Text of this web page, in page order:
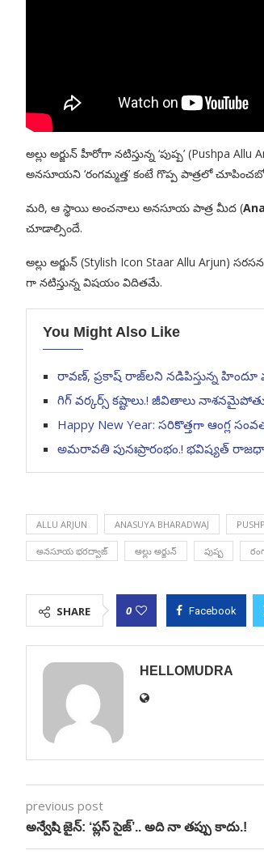
అల్లు అర్జున్ హీరోగా నటిస్తున్న ‘పుష్ప’
అనసూయని ‘రంగమ్మత్త’ కంటే గొప్ప పాత్రలో
మరి, ఆ స్థాయి అంచనాలు అనసూయ పాత్ర మీద (
చూడాల్సిందే.
అల్లు అర్జున్ (Stylish Icon Staar Allu Arjun)
గా నటిస్తున్న విషయం విదితమే.
You Might Also Like
రావణ్, ప్రకాష్ రాజ్‌లని నడిపిస్తున్న హిందూ
గిగ్ వర్కర్స్ కష్టాలు.! జీవితాలు
Happy New Year: సరికొత్తగా ఆంగ్ల
అమరావతి పునఃప్రారంభం.! భవిష్యత్
ALLU ARJUN ANASUYA BHARADWAJ
అనసూయ భరద్వాజ్ అల్లు అర్జున్ పుష్ప
SHARE 0 Facebook
HELLOMUDRA
previous post
అన్వేషి జైన్: ‘ప్లస్ సైజ్’.. అది నా తప్పు కాదు.!